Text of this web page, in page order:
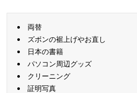
両替
ズボンの裾上げやお直し
日本の書籍
パソコン周辺グッズ
クリーニング
証明写真